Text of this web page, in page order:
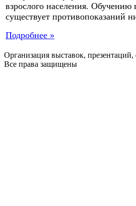
взрослого населения.
существует противопоказаний
Подробнее »
Организация выставок,
Все права защищены